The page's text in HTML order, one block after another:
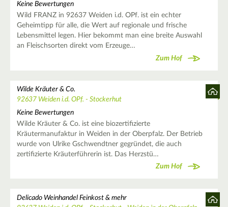
Keine Bewertungen
Wild FRANZ in 92637 Weiden i.d. OPf. ist ein echter
Geheimtipp für alle, die Wert auf regionale und frische
Lebensmittel legen. Hier bekommt man eine breite Auswahl
an Fleischsorten direkt vom Erzeuge…
Zum Hof
Wilde Kräuter & Co.
92637 Weiden i.d. OPf. - Stockerhut
Keine Bewertungen
Wilde Kräuter & Co. ist eine biozertifizierte
Kräutermanufaktur in Weiden in der Oberpfalz. Der Betrieb
wurde von Ulrike Gschwendtner gegründet, die auch
zertifizierte Kräuterführerin ist. Das Herzstü…
Zum Hof
Delicado Weinhandel Feinkost & mehr